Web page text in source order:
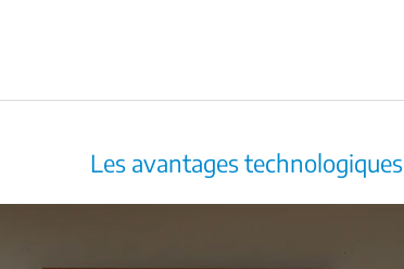
Les avantages technologiques